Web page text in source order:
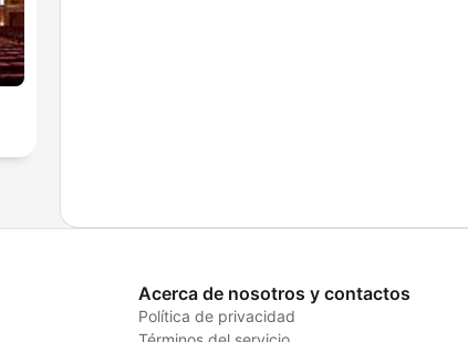
Acerca de nosotros y contactos
Política de privacidad